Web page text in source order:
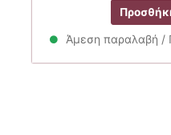
Άμεση παραλαβή /